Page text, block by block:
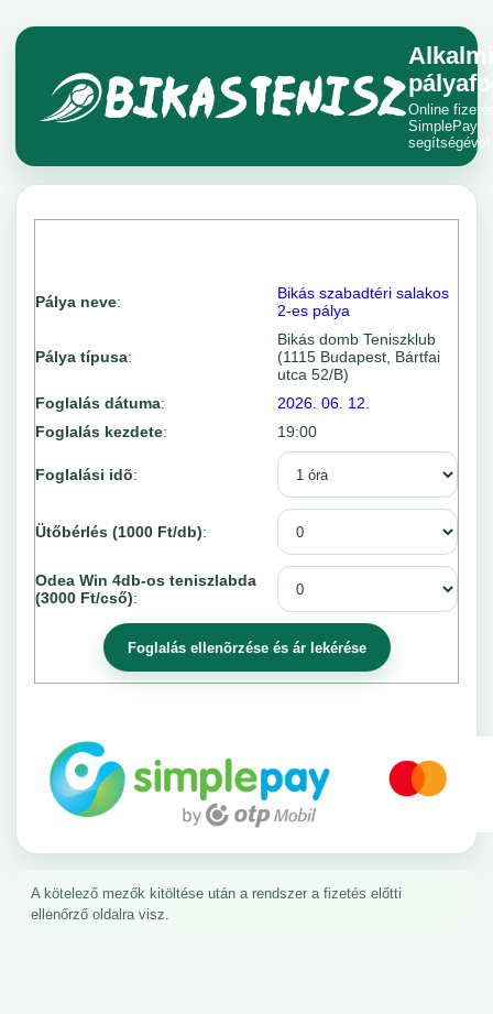
Alkalmi
Online
SimplePay
segítségével.
Pálya neve:
Bikás szabadtéri salakos
2-es pálya
Pálya típusa:
Bikás domb Teniszklub
(1115 Budapest, Bártfai
utca 52/B)
Foglalás dátuma:
2026. 06. 12.
Foglalás kezdete: 19:00
Foglalási idõ:
Ütőbérlés (1000 Ft/db):
Odea Win 4db-os teniszlabda
(3000 Ft/cső):
A kötelező mezők kitöltése után a rendszer a fizetés előtti
ellenőrző oldalra visz.